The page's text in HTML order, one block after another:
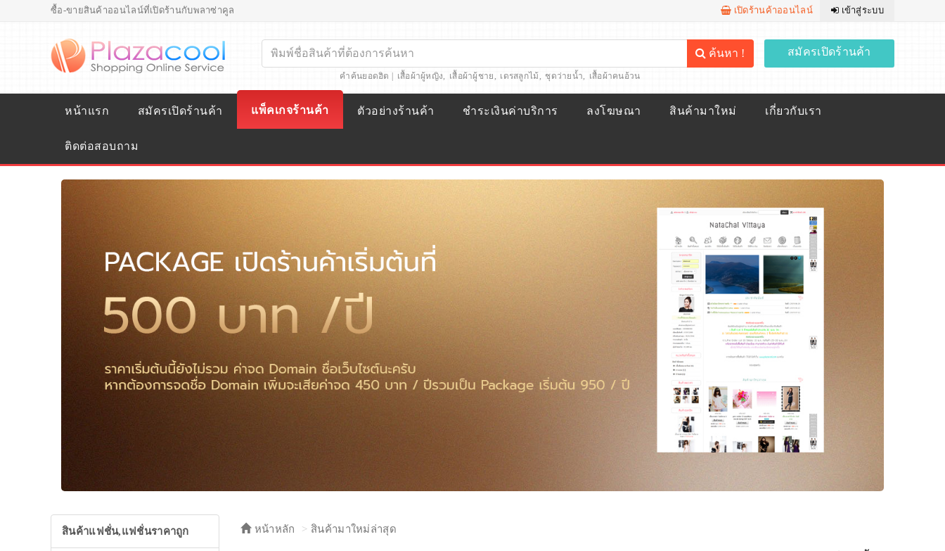
ซื้อ-ขายสินค้าออนไลน์ที่เปิดร้านกับพลาซ่าคูล เปิดร้านค้าออนไลน์ เข้าสู่ระบบ
ค้นหา !
คำค้นยอดฮิต | เสื้อผ้าผู้หญิง, เสื้อผ้าผู้ชาย, เดรสลูกไม้, ชุดว่ายน้ำ, เสื้อผ้าคนอ้วน
สมัครเปิดร้านค้า
หน้าแรก สมัครเปิดร้านค้า แพ็คเกจร้านค้า ตัวอย่างร้านค้า ชำระเงินค่าบริการ ลงโฆษณา สินค้ามาใหม่ เกี่ยวกับเรา
ติดต่อสอบถาม
สินค้าแฟชั่น,แฟชั่นราคาถูก หน้าหลัก สินค้ามาใหม่ล่าสุด